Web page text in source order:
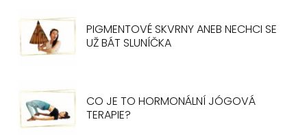
PIGMENTOVÉ SKVRNY ANEB NECHCI SE
UŽ BÁT SLUNÍČKA
CO JE TO HORMONÁLNÍ JÓGOVÁ
TERAPIE?